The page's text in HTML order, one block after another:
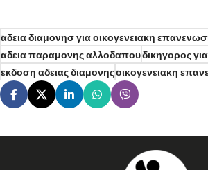
αδεια διαμονησ για οικογενειακη
αδεια παραμονης αλλοδαπουδικηγορος
εκδοση αδειας διαμονηςοικογενειακη